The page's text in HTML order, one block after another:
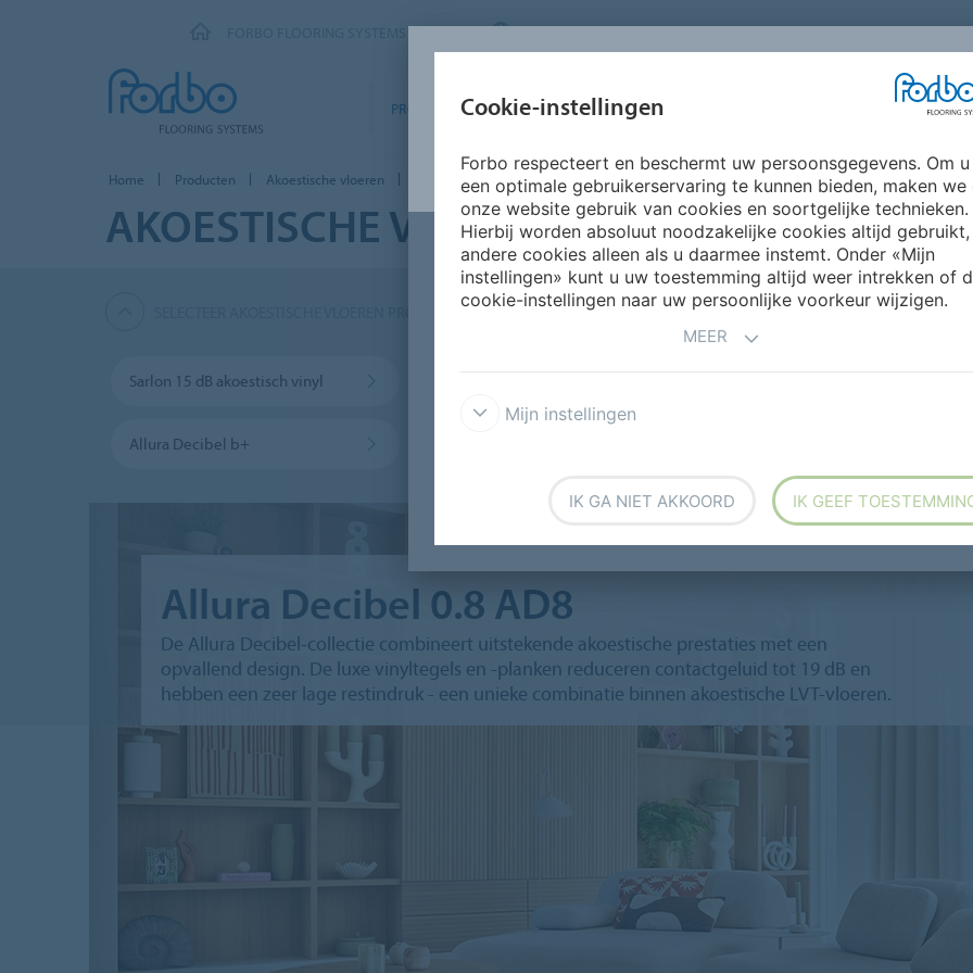
NETHERLANDS
PRODUCTEN SEGMENTEN
INSPIRATIE &
REFERENTIES
DUURZAAMHEID
Home Producten Akoestische vloeren Allura Decibel 0.8 AD8
AKOESTISCHE VLOEREN
SELECTEER AKOESTISCHE VLOEREN PRODUCTEN
Sarlon 15 dB akoestisch vinyl
Allura Decibel b+
Allura Decibel 0.8 AD8
De Allura Decibel‑collectie combineert uitstekende akoestische prestaties met een
opvallend design. De luxe vinyltegels en -planken reduceren contactgeluid tot 19 dB en
hebben een zeer lage restindruk - een unieke combinatie binnen akoestische LVT-vloeren.
Cookie-instellingen
Forbo respecteert en beschermt uw persoonsgegevens. Om u
een optimale gebruikerservaring te kunnen bieden, maken we
onze website gebruik van cookies en soortgelijke technieken.
Hierbij worden absoluut noodzakelijke cookies altijd gebruikt,
andere cookies alleen als u daarmee instemt. Onder «Mijn
instellingen» kunt u uw toestemming altijd weer intrekken of
cookie-instellingen naar uw persoonlijke voorkeur wijzigen.
MEER
Mijn instellingen
IK GA NIET AKKOORD IK GEEF